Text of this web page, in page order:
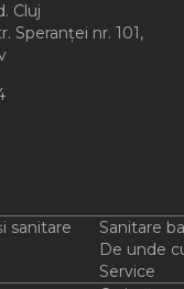
Cluj
Speranței nr. 101,
sanitare
Sanitare
De unde
Service